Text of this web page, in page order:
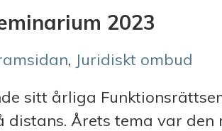
2023
, Juridiskt ombud
sitt årliga
distans. Årets tema var den